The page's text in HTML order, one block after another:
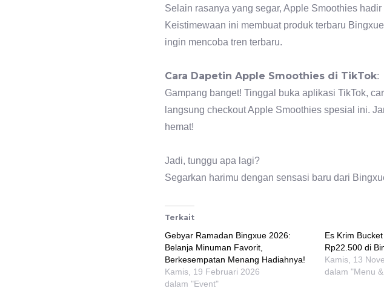
Selain rasanya yang segar, Apple Smoothies
Keistimewaan ini membuat produk terbaru
ingin mencoba tren terbaru.
Cara Dapetin Apple Smoothies di TikTok:
Gampang banget! Tinggal buka aplikasi TikTok,
langsung checkout Apple Smoothies spesial ini.
hemat!
Jadi, tunggu apa lagi?
Segarkan harimu dengan sensasi baru dari
Terkait
Gebyar Ramadan Bingxue 2026:
Belanja Minuman Favorit,
Berkesempatan Menang Hadiahnya!
Kamis, 19 Februari 2026
dalam "Event"
Es Krim
Rp22.500 di
Kamis, 13
dalam "Menu